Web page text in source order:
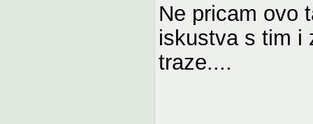
Ne pricam ovo
iskustva s tim i
traze....